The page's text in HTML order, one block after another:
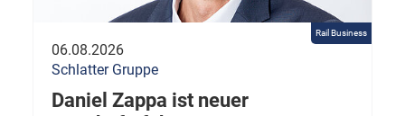
Rail Business
06.08.2026
Schlatter Gruppe
Daniel Zappa ist neuer